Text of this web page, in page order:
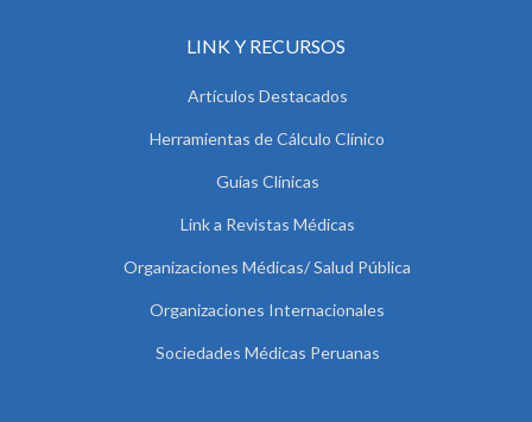
LINK Y RECURSOS
Artículos Destacados
Herramientas de Cálculo Clínico
Guías Clínicas
Link a Revistas Médicas
Organizaciones Médicas/ Salud Pública
Organizaciones Internacionales
Sociedades Médicas Peruanas